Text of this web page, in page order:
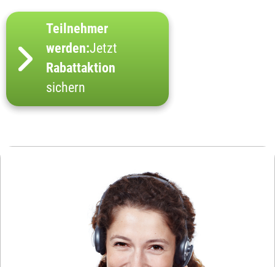
Teilnehmer
werden:Jetzt
Rabattaktion
sichern